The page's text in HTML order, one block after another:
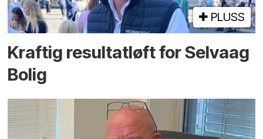
PLUSS
Kraftig resultatløft for Selvaag
Bolig